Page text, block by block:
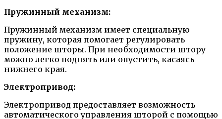
Пружинный механизм:
Пружинный механизм имеет специальную
пружину, которая помогает регулировать
положение шторы. При необходимости штору
можно легко поднять или опустить, касаясь
нижнего края.
Электропривод:
Электропривод предоставляет возможность
автоматического управления шторой с помощью